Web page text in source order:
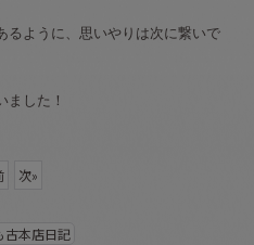
るように、思いやりは次に繋いで
ました！
次»
古本店日記